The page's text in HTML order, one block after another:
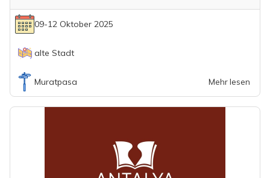
09-12 Oktober 2025
alte Stadt
Muratpasa Mehr lesen